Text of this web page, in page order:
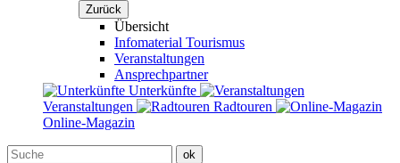
Zurück
Übersicht
Infomaterial Tourismus
Veranstaltungen
Ansprechpartner
Unterkünfte
Veranstaltungen
Radtouren
Online-Magazin